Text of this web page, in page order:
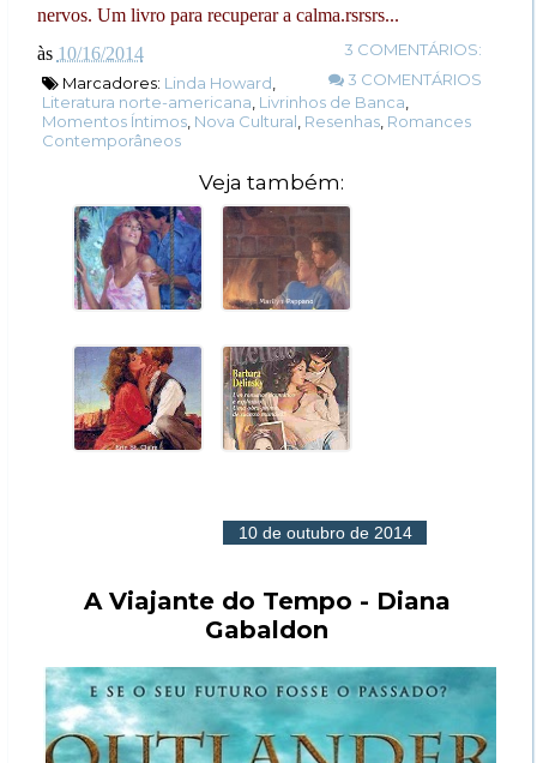
nervos. Um livro para recuperar a calma.rsrsrs...
às 10/16/2014
3 COMENTÁRIOS:
3 COMENTÁRIOS
Marcadores: Linda Howard
Literatura norte-americana Livrinhos de Banca
Momentos Íntimos, Nova Cultural Resenhas, Romances
Contemporâneos
Veja também:
10 de outubro de 2014
A Viajante do Tempo - Diana
Gabaldon